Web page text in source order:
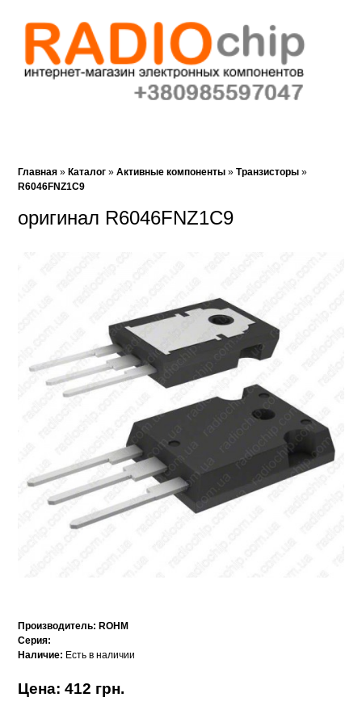
Главная »Каталог »Активные компоненты »Транзисторы »
R6046FNZ1C9
оригинал R6046FNZ1C9
Производитель: ROHM
Серия:
Наличие: Есть в наличии
Цена: 412 грн.